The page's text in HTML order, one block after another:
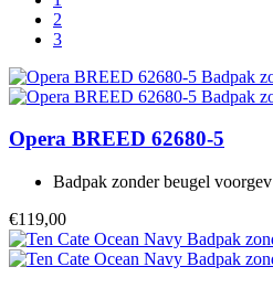
2
3
Opera BREED 62680-5
Badpak zonder beugel voorgev
€119,00